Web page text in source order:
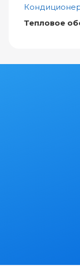
Тепловое